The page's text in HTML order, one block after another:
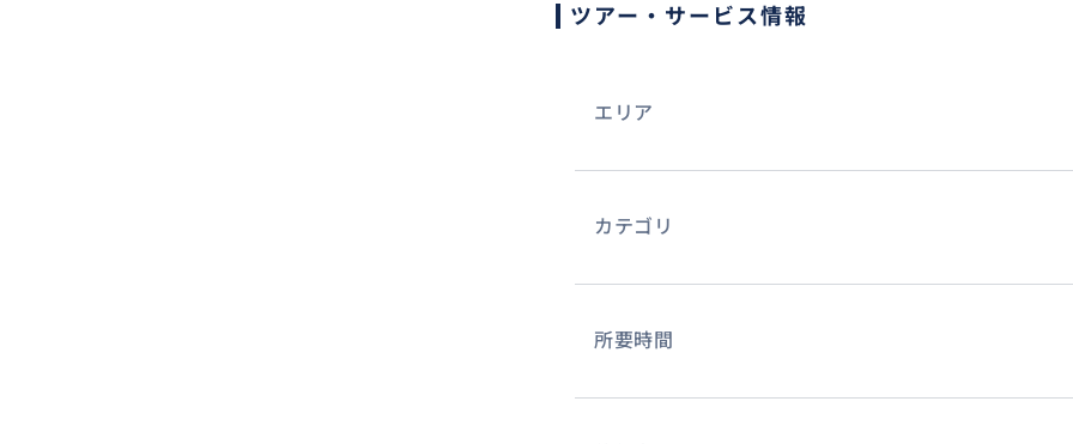
おすすめ
ツアー・サービス情報
エリア
カテゴリ
所要時間